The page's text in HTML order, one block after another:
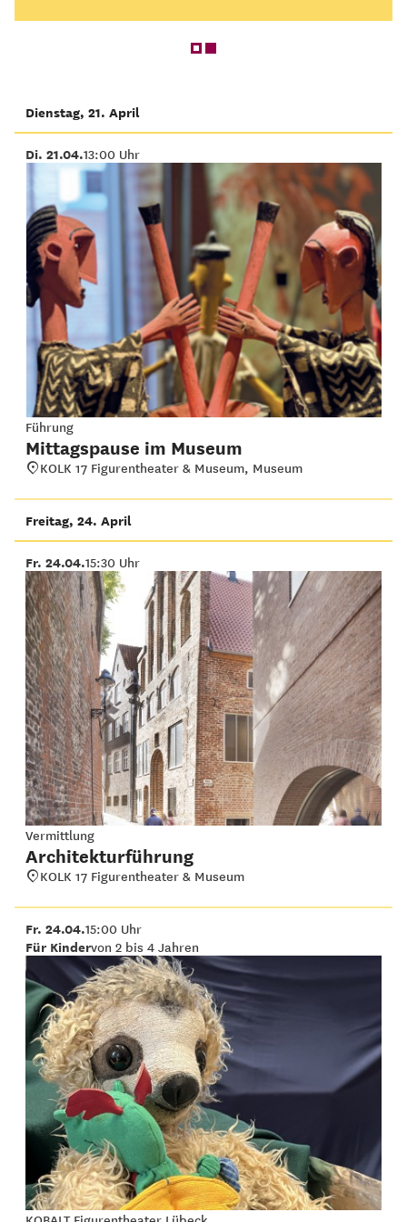
Dienstag, 21. April
Di. 21.04.13:00 Uhr
Führung
Mittagspause im Museum
KOLK 17 Figurentheater & Museum, Museum
Freitag, 24. April
Fr. 24.04.15:30 Uhr
Vermittlung
Architekturführung
KOLK 17 Figurentheater & Museum
Fr. 24.04.15:00 Uhr
Für Kindervon 2 bis 4 Jahren